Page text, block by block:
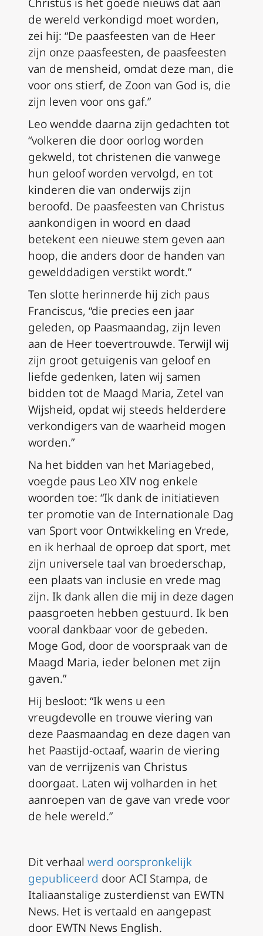
de wereld verkondigd moet worden,
zei hij: “De paasfeesten van de Heer
zijn onze paasfeesten, de paasfeesten
van de mensheid, omdat deze man, die
voor ons stierf, de Zoon van God is, die
zijn leven voor ons gaf.”
Leo wendde daarna zijn gedachten tot
“volkeren die door oorlog worden
gekweld, tot christenen die vanwege
hun geloof worden vervolgd, en tot
kinderen die van onderwijs zijn
beroofd. De paasfeesten van Christus
aankondigen in woord en daad
betekent een nieuwe stem geven aan
hoop, die anders door de handen van
gewelddadigen verstikt wordt.”
Ten slotte herinnerde hij zich paus
Franciscus, “die precies een jaar
geleden, op Paasmaandag, zijn leven
aan de Heer toevertrouwde. Terwijl wij
zijn groot getuigenis van geloof en
liefde gedenken, laten wij samen
bidden tot de Maagd Maria, Zetel van
Wijsheid, opdat wij steeds helderdere
verkondigers van de waarheid mogen
worden.”
Na het bidden van het Mariagebed,
voegde paus Leo XIV nog enkele
woorden toe: “Ik dank de initiatieven
ter promotie van de Internationale Dag
van Sport voor Ontwikkeling en Vrede,
en ik herhaal de oproep dat sport, met
zijn universele taal van broederschap,
een plaats van inclusie en vrede mag
zijn. Ik dank allen die mij in deze dagen
paasgroeten hebben gestuurd. Ik ben
vooral dankbaar voor de gebeden.
Moge God, door de voorspraak van de
Maagd Maria, ieder belonen met zijn
gaven.”
Hij besloot: “Ik wens u een
vreugdevolle en trouwe viering van
deze Paasmaandag en deze dagen van
het Paastijd-octaaf, waarin de viering
van de verrijzenis van Christus
doorgaat. Laten wij volharden in het
aanroepen van de gave van vrede voor
de hele wereld.”
Dit verhaal werd oorspronkelijk
gepubliceerd door ACI Stampa, de
Italiaanstalige zusterdienst van EWTN
News. Het is vertaald en aangepast
door EWTN News English.